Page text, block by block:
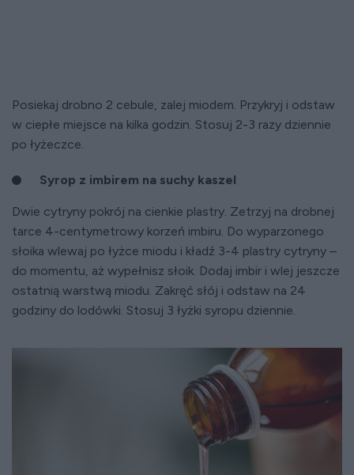
Posiekaj drobno 2 cebule, zalej miodem. Przykryj i odstaw
w ciepłe miejsce na kilka godzin. Stosuj 2-3 razy dziennie
po łyżeczce.
Syrop z imbirem na suchy kaszel
Dwie cytryny pokrój na cienkie plastry. Zetrzyj na drobnej
tarce 4-centymetrowy korzeń imbiru. Do wyparzonego
słoika wlewaj po łyżce miodu i kładź 3-4 plastry cytryny –
do momentu, aż wypełnisz słoik. Dodaj imbir i wlej jeszcze
ostatnią warstwą miodu. Zakręć słój i odstaw na 24
godziny do lodówki. Stosuj 3 łyżki syropu dziennie.